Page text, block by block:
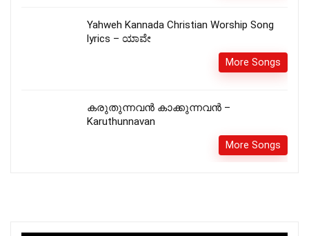
Yahweh Kannada Christian Worship Song
lyrics – ಯಾವೇ
More Songs
കരുതുന്നവൻ കാക്കുന്നവൻ –
Karuthunnavan
More Songs